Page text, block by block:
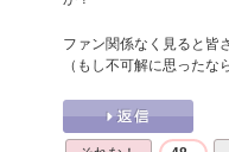
ファン関係なく見ると皆
（もし不可解に思ったな